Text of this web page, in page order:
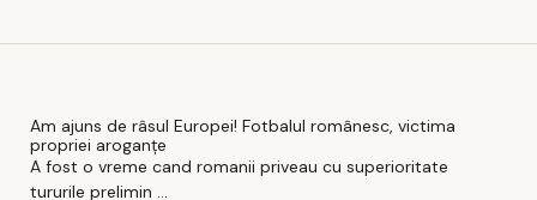
POPA vineri, 27
poți face în
acest
weekend la
regăsesc
inedită'.
Mesaj
Am ajuns de râsul Europei! Fotbalul românesc, victima
propriei aroganțe
A fost o vreme cand romanii priveau cu superioritate
tururile prelimin ...